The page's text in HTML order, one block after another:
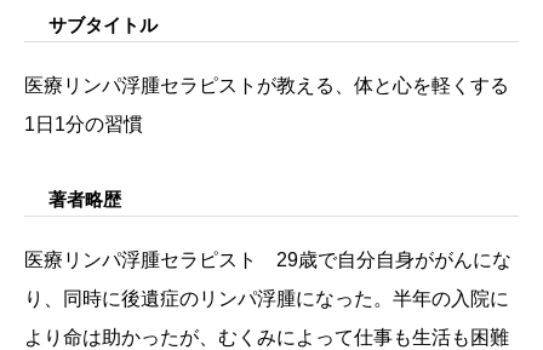
サブタイトル
医療リンパ浮腫セラピストが教える、体と心を軽くする
1日1分の習慣
著者略歴
医療リンパ浮腫セラピスト 29歳で自分自身ががんにな
り、同時に後遺症のリンパ浮腫になった。半年の入院に
より命は助かったが、むくみによって仕事も生活も困難